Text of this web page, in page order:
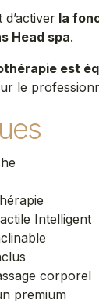
la
Head spa.
est
le
Intelligent
corporel
premium